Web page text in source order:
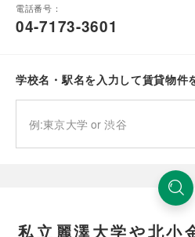
電話番号：
04-7173-3601
学校名・駅名を入力して賃貸物件
私立麗澤大学や北小